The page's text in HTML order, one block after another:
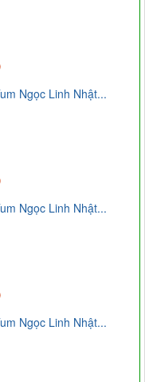
Ngọc Linh Nhật...
Ngọc Linh Nhật...
Ngọc Linh Nhật...